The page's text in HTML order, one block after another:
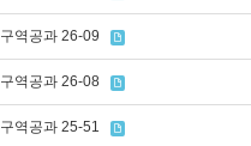
구역공과 26-09
구역공과 26-08
구역공과 25-51